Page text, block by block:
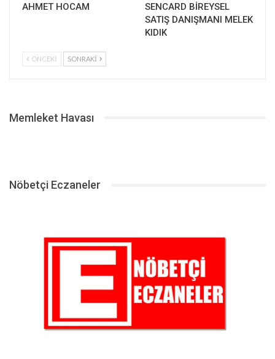
AHMET HOCAM
SENCARD BİREYSEL
SATIŞ DANIŞMANI MELEK
KIDIK
ÖNCEKI SONRAKI
Memleket Havası
Nöbetçi Eczaneler